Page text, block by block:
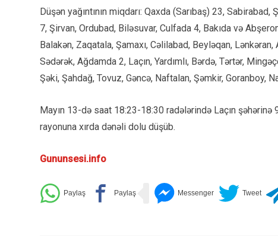
Düşən yağıntının miqdarı: Qaxda (Sarıbaş) 23,
7, Şirvan, Ordubad, Biləsuvar, Culfada 4, Bakıda və
Balakən, Zaqatala, Şamaxı, Cəlilabad, Beyləqan,
Sədərək, Ağdamda 2, Laçın, Yardımlı, Bərdə, Tərtər,
Şəki, Şahdağ, Tovuz, Gəncə, Naftalan, Şəmkir, Goranboy,
Mayın 13-də saat 18:23-18:30 radələrində Laçın
rayonuna xırda dənəli dolu düşüb.
Gununsesi.info